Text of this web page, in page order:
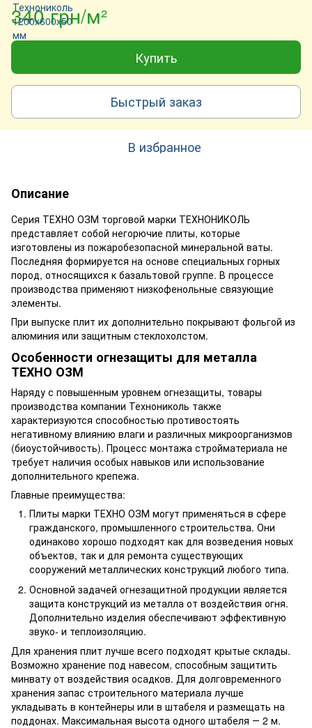
340 грн/м²
Купить
Быстрый заказ
В избранное
Описание
Серия ТЕХНО ОЗМ торговой марки ТЕХНОНИКОЛЬ
представляет собой негорючие плиты, которые
изготовлены из пожаробезопасной минеральной ваты.
Последняя формируется на основе специальных горных
пород, относящихся к базальтовой группе. В процессе
производства применяют низкофенольные связующие
элементы.
При выпуске плит их дополнительно покрывают фольгой из
алюминия или защитным стеклохолстом.
Особенности огнезащиты для металла
ТЕХНО ОЗМ
Наряду с повышенным уровнем огнезащиты, товары
производства компании Технониколь также
характеризуются способностью противостоять
негативному влиянию влаги и различных микроорганизмов
(биоустойчивость). Процесс монтажа стройматериала не
требует наличия особых навыков или использование
дополнительного крепежа.
Главные преимущества:
Плиты марки ТЕХНО ОЗМ могут применяться в сфере
гражданского, промышленного строительства. Они
одинаково хорошо подходят как для возведения новых
объектов, так и для ремонта существующих
сооружений металлических конструкций любого типа.
Основной задачей огнезащитной продукции является
защита конструкций из металла от воздействия огня.
Дополнительно изделия обеспечивают эффективную
звуко- и теплоизоляцию.
Для хранения плит лучше всего подходят крытые склады.
Возможно хранение под навесом, способным защитить
минвату от воздействия осадков. Для долговременного
хранения запас строительного материала лучше
укладывать в контейнеры или в штабеля и размещать на
поддонах. Максимальная высота одного штабеля ― 2 м.